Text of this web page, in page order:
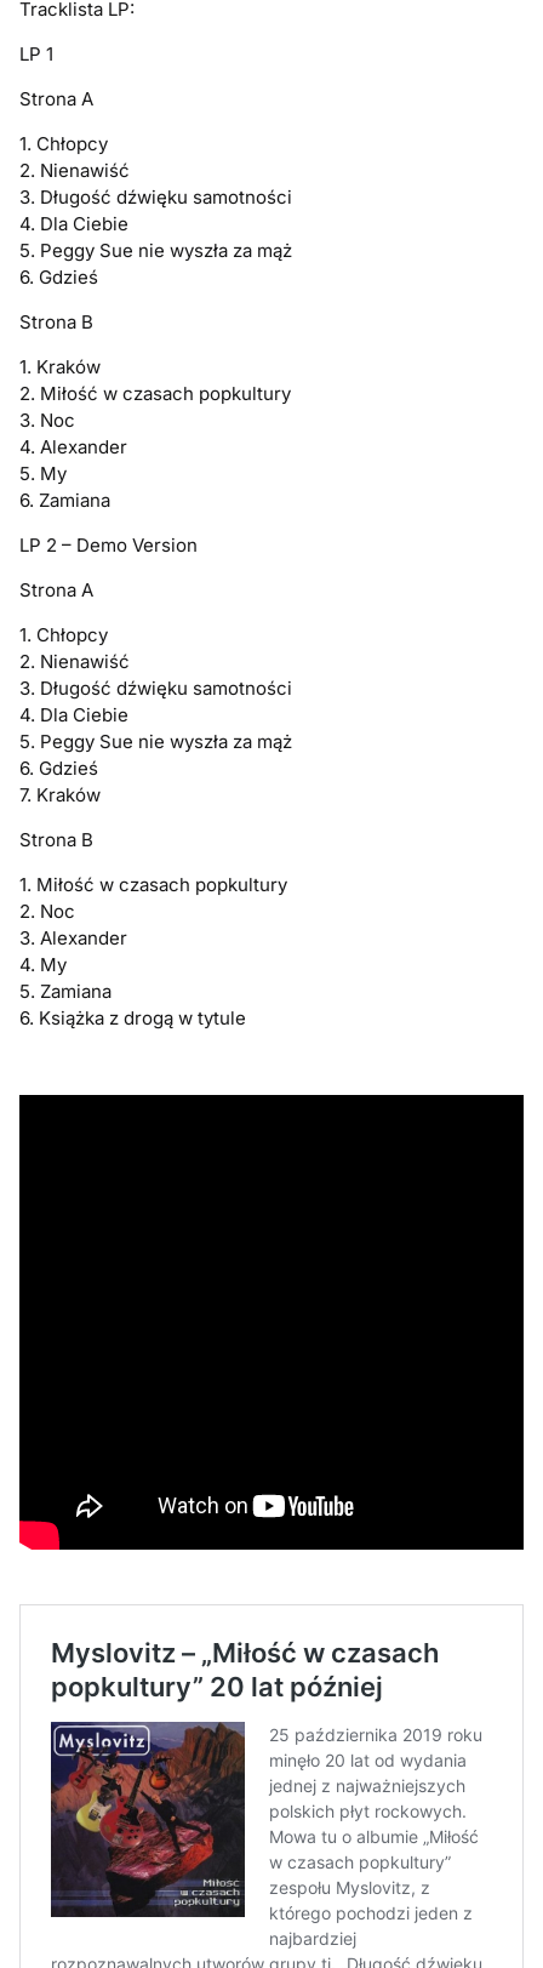
Tracklista LP:
LP 1
Strona A
1. Chłopcy
2. Nienawiść
3. Długość dźwięku samotności
4. Dla Ciebie
5. Peggy Sue nie wyszła za mąż
6. Gdzieś
Strona B
1. Kraków
2. Miłość w czasach popkultury
3. Noc
4. Alexander
5. My
6. Zamiana
LP 2 – Demo Version
Strona A
1. Chłopcy
2. Nienawiść
3. Długość dźwięku samotności
4. Dla Ciebie
5. Peggy Sue nie wyszła za mąż
6. Gdzieś
7. Kraków
Strona B
1. Miłość w czasach popkultury
2. Noc
3. Alexander
4. My
5. Zamiana
6. Książka z drogą w tytule